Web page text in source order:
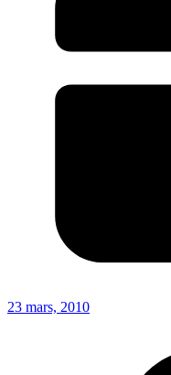
23 mars, 2010